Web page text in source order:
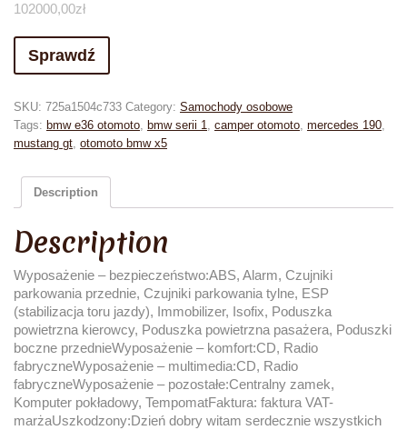
102000,00zł
Sprawdź
SKU: 725a1504c733 Category: Samochody osobowe
Tags: bmw e36 otomoto, bmw serii 1, camper otomoto, mercedes 190,
mustang gt, otomoto bmw x5
Description
Description
Wyposażenie – bezpieczeństwo:ABS, Alarm, Czujniki
parkowania przednie, Czujniki parkowania tylne, ESP
(stabilizacja toru jazdy), Immobilizer, Isofix, Poduszka
powietrzna kierowcy, Poduszka powietrzna pasażera, Poduszki
boczne przednieWyposażenie – komfort:CD, Radio
fabryczneWyposażenie – multimedia:CD, Radio
fabryczneWyposażenie – pozostałe:Centralny zamek,
Komputer pokładowy, TempomatFaktura: faktura VAT-
marżaUszkodzony:Dzień dobry witam serdecznie wszystkich